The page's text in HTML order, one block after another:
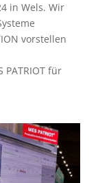
in Wels. Wir
vorstellen
für